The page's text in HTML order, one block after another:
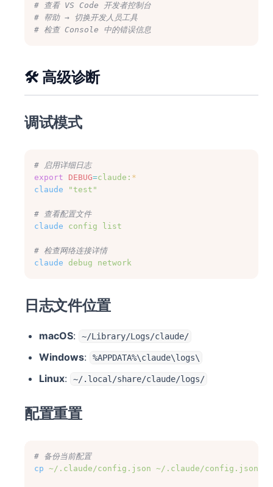
# 查看 VS Code 开发者控制台
# 帮助 → 切换开发人员工具
# 检查 Console 中的错误信息
🛠️ 高级诊断
调试模式
# 启用详细日志
export
DEBUG=claude: *
claude
"test"
# 查看配置文件
claude
config list
# 检查网络连接详情
claude
debug network
日志文件位置
macOS: ~/Library/Logs/claude/
Windows: %APPDATA%\claude\logs\
Linux: ~/.local/share/claude/logs/
配置重置
# 备份当前配置
cp ~/.claude/config.json ~/.claude/